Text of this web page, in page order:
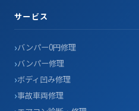
サービス
バンパー0円修理
バンパー修理
ボディ凹み修理
事故車両修理